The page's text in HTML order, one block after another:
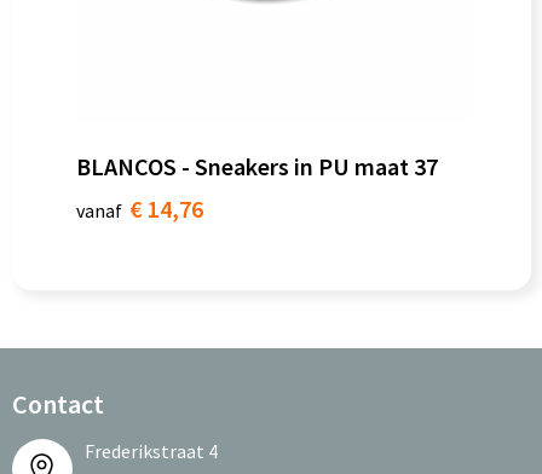
BLANCOS - Sneakers in PU maat 37
vanaf € 14,76
Contact
Frederikstraat 4